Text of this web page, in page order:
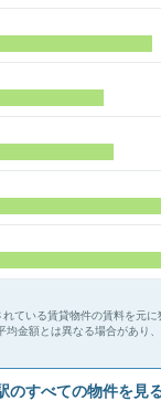
ている賃貸物件の賃料を元
均金額とは異なる場合があり
のすべての物件を見